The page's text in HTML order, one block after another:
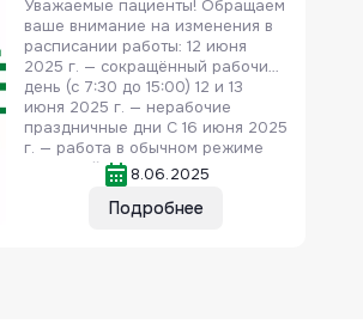
проявляется, прежде всего, в
увеличении заболеваемости
ОРВИ, хроническими
неспецифическими
заболеваниями легких,
респираторными аллергозами,
[…]
Уважаемые пациенты! Обращаем
ваше внимание на изменения в
расписании работы: 12 июня
2025 г. — сокращённый рабочий
день (с 7:30 до 15:00) 12 и 13
июня 2025 г. — нерабочие
праздничные дни С 16 июня 2025
г. — работа в обычном режиме
Планируйте свои визиты
Подробнее
8.06.2025